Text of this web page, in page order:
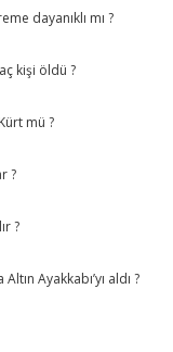
dayanıklı mı ?
kişi öldü ?
mü ?
?
?
Ayakkabı’yı aldı ?